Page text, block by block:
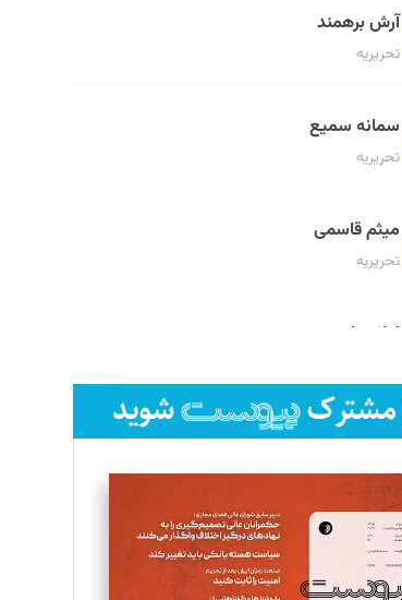
آرش برهمند
تحریریه
سمانه سمیع
تحریریه
میثم قاسمی
تحریریه
لیلا حنارود
فائزه فتحی رستمی
تحریریه
سروش کرمیان
تحریریه